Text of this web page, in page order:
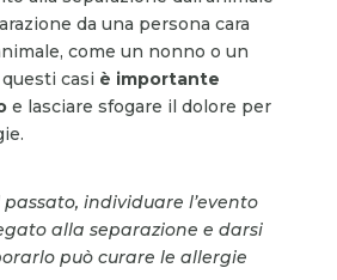
da una persona cara
come un nonno o un
casi è importante
e lasciare sfogare il dolore per
individuare l’evento
alla separazione e darsi
può curare le allergie